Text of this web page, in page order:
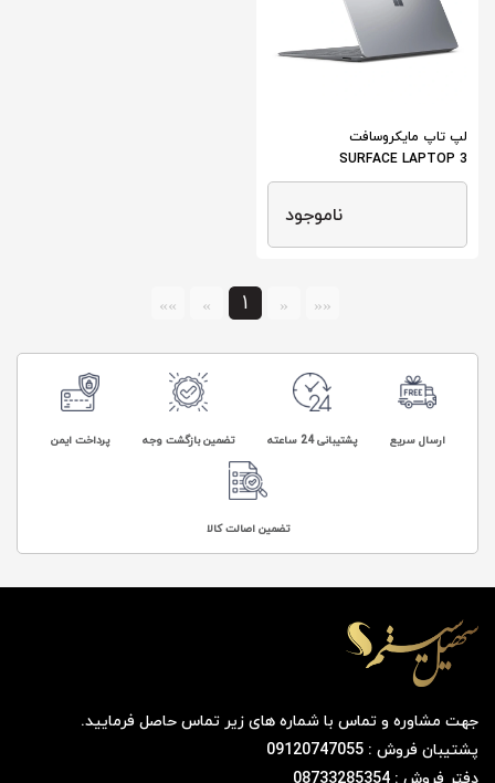
لپ تاپ مایکروسافت
SURFACE LAPTOP 3
ناموجود
««
«
1
»
»»
ارسال سریع پشتیبانی 24 ساعته تضمین بازگشت وجه پرداخت ایمن
تضمین اصالت کالا
جهت مشاوره و تماس با شماره های زیر تماس حاصل فرمایید.
پشتیبان فروش : 09120747055